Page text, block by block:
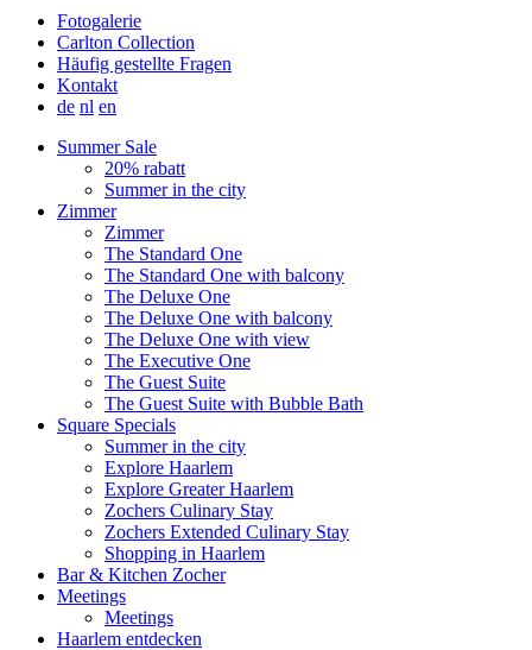
Fotogalerie
Carlton Collection
Häufig gestellte Fragen
Kontakt
de nl en
Summer Sale
20% rabatt
Summer in the city
Zimmer
Zimmer
The Standard One
The Standard One with balcony
The Deluxe One
The Deluxe One with balcony
The Deluxe One with view
The Executive One
The Guest Suite
The Guest Suite with Bubble Bath
Square Specials
Summer in the city
Explore Haarlem
Explore Greater Haarlem
Zochers Culinary Stay
Zochers Extended Culinary Stay
Shopping in Haarlem
Bar & Kitchen Zocher
Meetings
Meetings
Haarlem entdecken